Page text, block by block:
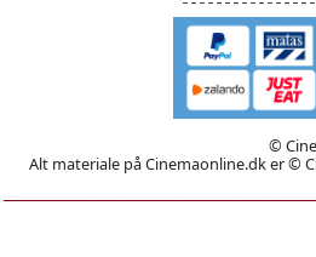
©
Alt materiale på Cinemaonline.dk er ©